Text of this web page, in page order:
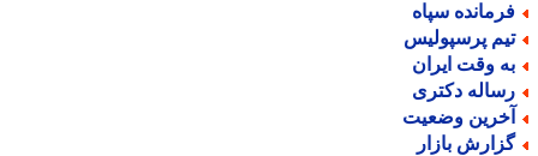
سپاه
پرسپولیس
وقت ایران
دکتری
وضعیت
بازار